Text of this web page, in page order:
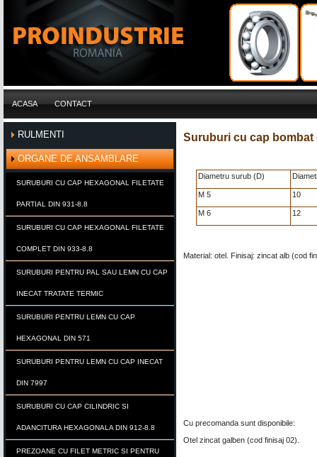
ACASA CONTACT
RULMENTI
ORGANE DE ANSAMBLARE
SURUBURI CU CAP HEXAGONAL FILETATE
PARTIAL DIN 931-8.8
SURUBURI CU CAP HEXAGONAL FILETATE
COMPLET DIN 933-8.8
SURUBURI PENTRU PAL SAU LEMN CU CAP
INECAT TRATATE TERMIC
SURUBURI PENTRU LEMN CU CAP
HEXAGONAL DIN 571
SURUBURI PENTRU LEMN CU CAP INECAT
DIN 7997
SURUBURI CU CAP CILINDRIC SI
ADANCITURA HEXAGONALA DIN 912-8.8
PREZOANE CU FILET METRIC SI PENTRU
Suruburi cu cap bombat
Diametru surub (D)
M 5 10
M 6 12
Material: otel. Finisaj: zincat alb (cod
Cu precomanda sunt disponibile:
Otel zincat galben (cod finisaj 02).